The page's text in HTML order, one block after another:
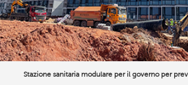
Stazione sanitaria modulare per il governo per